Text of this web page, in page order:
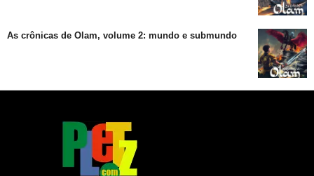
As crônicas de Olam, volume 2: mundo e submundo